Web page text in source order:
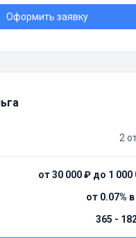
Оформить заявку
2
от 30 000 ₽ до 1 000
от 0.07%
365 -